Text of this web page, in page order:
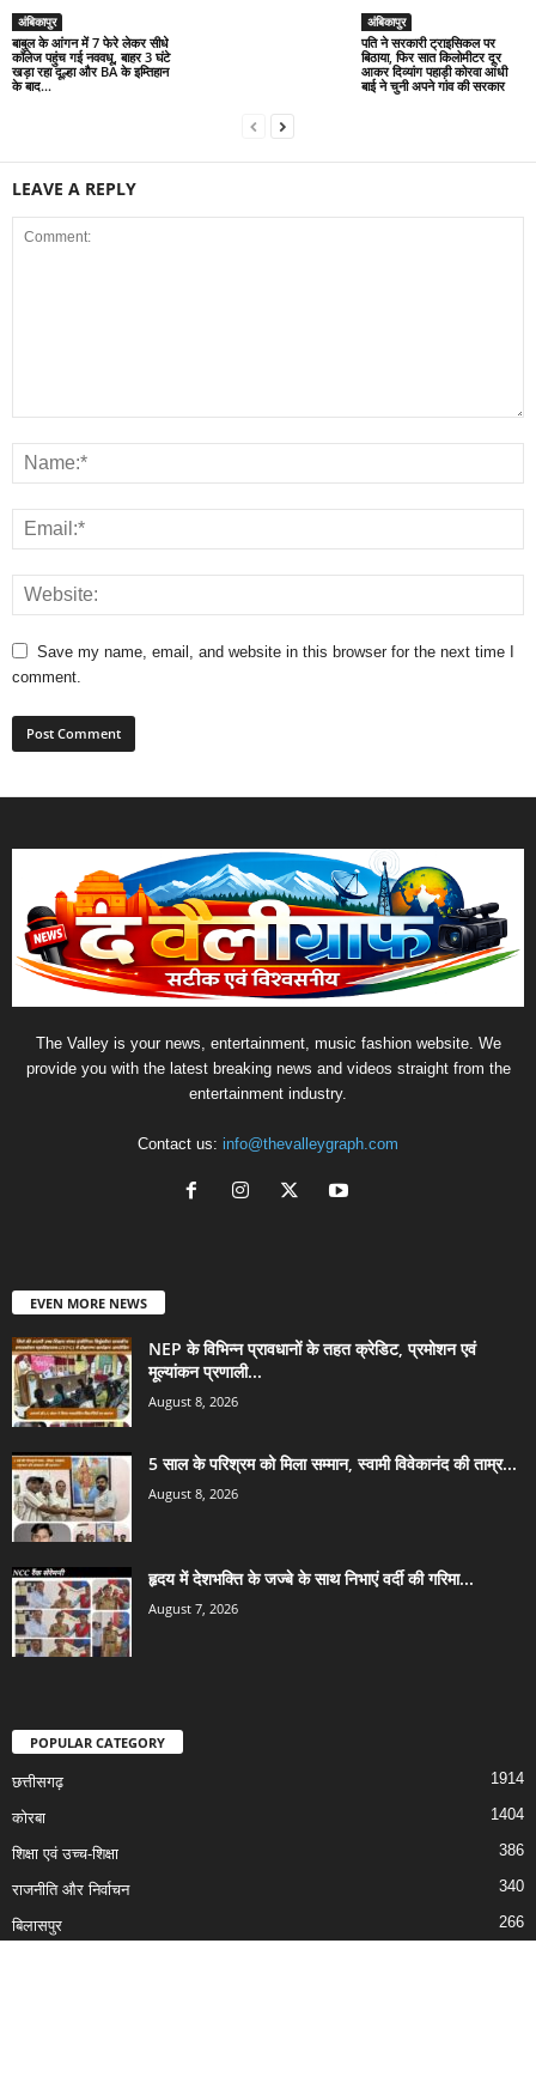
Save my name, email, and website in this browser for the next time I
provide you with the latest breaking news and videos straight from the
entertainment industry.
Contact us:info@thevalleygraph.com
NEP के विभिन्न प्रावधानों के तहत क्रेडिट, प्रमोशन एवं
August 8, 2026
August 8, 2026
हृदय में देशभक्ति के जज्बे के साथ निभाएं वर्दी की गरिमा...
August 7, 2026
POPULAR CATEGORY
छत्तीसगढ़
कोरबा
शिक्षा एवं उच्च-शिक्षा